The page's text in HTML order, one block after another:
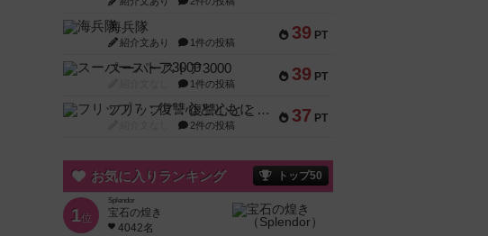
39 PT
海兵隊
紹介文あり 1件の投稿
39 PT
スーパーストア3000
1件の投稿
37 PT
フリップ７：復讐心とともに
2件の投稿
お気に入りランキング トップ50
1位
Splendor
宝石の煌き
4042名